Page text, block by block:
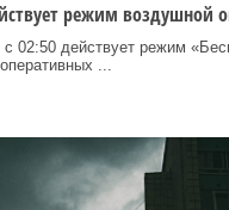
режим воздушной
с 02:50 действует режим
...